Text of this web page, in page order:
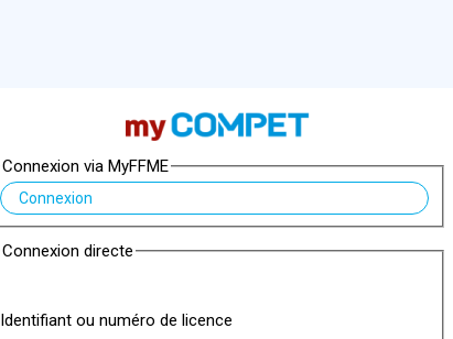
Connexion via MyFFME
Connexion
Connexion directe
Identifiant ou numéro de licence